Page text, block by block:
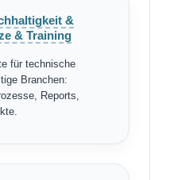
&
& Training
für technische
Branchen:
Reports,